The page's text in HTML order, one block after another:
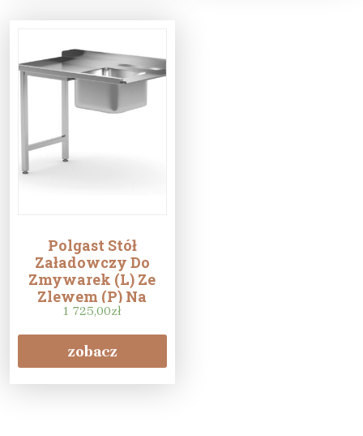
Polgast Stół
Załadowczy Do
Zmywarek (L) Ze
Zlewem (P) Na
Dwóch Nogach
900X700X850
(240097L)
1 725,00zł
zobacz